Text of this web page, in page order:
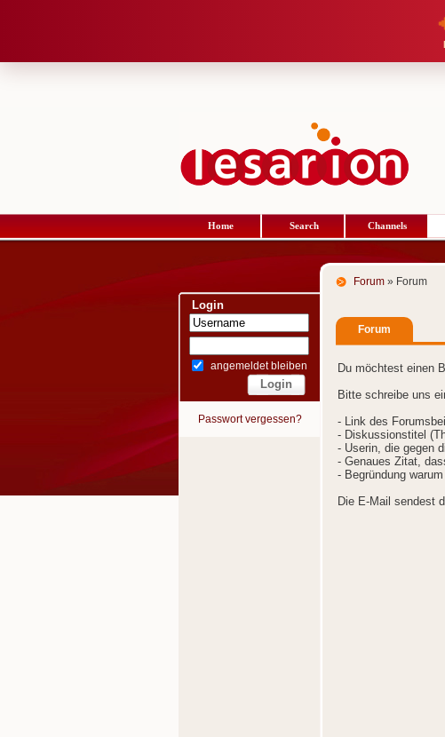
Home Search Channels
Login
angemeldet bleiben
Passwort vergessen?
Forum » Forum
Forum
Du möchtest einen
Bitte schreibe uns
- Link des
- Diskussionstitel
- Userin, die gegen
- Genaues Zitat,
- Begründung
Die E-Mail sendest